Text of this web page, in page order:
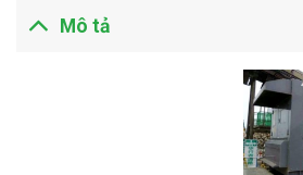
Mô tả